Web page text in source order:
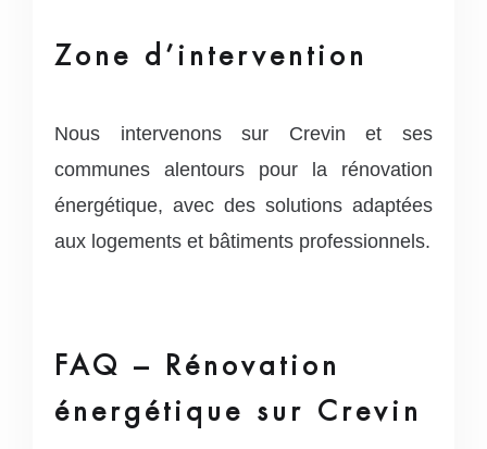
Zone d’intervention
Nous intervenons sur Crevin et ses
communes alentours pour la rénovation
énergétique, avec des solutions adaptées
aux logements et bâtiments professionnels.
FAQ – Rénovation
énergétique sur Crevin